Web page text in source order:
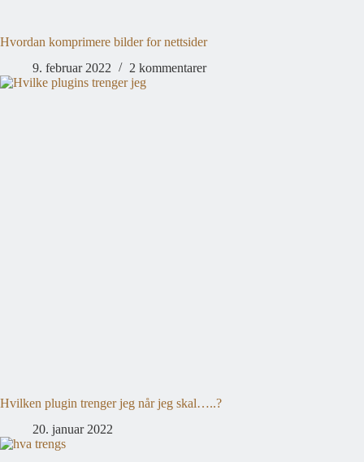
Hvordan komprimere bilder for nettsider
9. februar 2022
2 kommentarer
Hvilken plugin trenger jeg når jeg skal…..?
20. januar 2022